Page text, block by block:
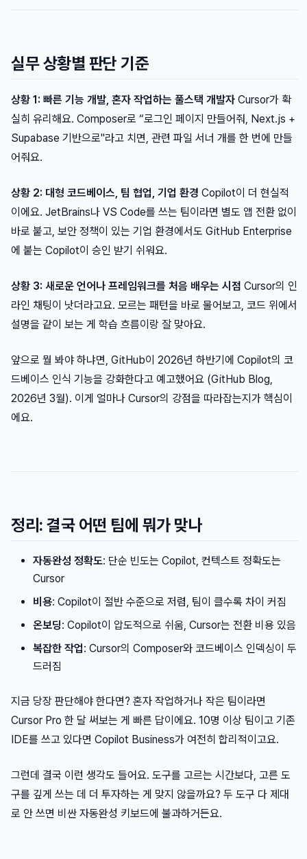
실무 상황별 판단 기준
상황 1: 빠른 기능 개발, 혼자 작업하는 풀스택 개발자 Cursor가 확
실히 유리해요. Composer로 “로그인 페이지 만들어줘, Next.js +
Supabase 기반으로"라고 치면, 관련 파일 서너 개를 한 번에 만들
어줘요.
상황 2: 대형 코드베이스, 팀 협업, 기업 환경 Copilot이 더 현실적
이에요. JetBrains나 VS Code를 쓰는 팀이라면 별도 앱 전환 없이
바로 붙고, 보안 정책이 있는 기업 환경에서도 GitHub Enterprise
에 붙는 Copilot이 승인 받기 쉬워요.
상황 3: 새로운 언어나 프레임워크를 처음 배우는 시점 Cursor의 인
라인 채팅이 낫더라고요. 모르는 패턴을 바로 물어보고, 코드 위에서
설명을 같이 보는 게 학습 흐름이랑 잘 맞아요.
앞으로 뭘 봐야 하냐면, GitHub이 2026년 하반기에 Copilot의 코
드베이스 인식 기능을 강화한다고 예고했어요 (GitHub Blog,
2026년 3월). 이게 얼마나 Cursor의 강점을 따라잡는지가 핵심이
에요.
정리: 결국 어떤 팀에 뭐가 맞나
자동완성 정확도: 단순 빈도는 Copilot, 컨텍스트 정확도는
Cursor
비용: Copilot이 절반 수준으로 저렴, 팀이 클수록 차이 커짐
온보딩: Copilot이 압도적으로 쉬움, Cursor는 전환 비용 있음
복잡한 작업: Cursor의 Composer와 코드베이스 인덱싱이 두
드러짐
지금 당장 판단해야 한다면? 혼자 작업하거나 작은 팀이라면
Cursor Pro 한 달 써보는 게 빠른 답이에요. 10명 이상 팀이고 기존
IDE를 쓰고 있다면 Copilot Business가 여전히 합리적이고요.
그런데 결국 이런 생각도 들어요. 도구를 고르는 시간보다, 고른 도
구를 깊게 쓰는 데 더 투자하는 게 맞지 않을까요? 두 도구 다 제대
로 안 쓰면 비싼 자동완성 키보드에 불과하거든요.